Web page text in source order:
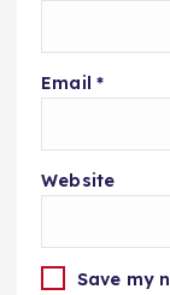
Email *
Website
Save my